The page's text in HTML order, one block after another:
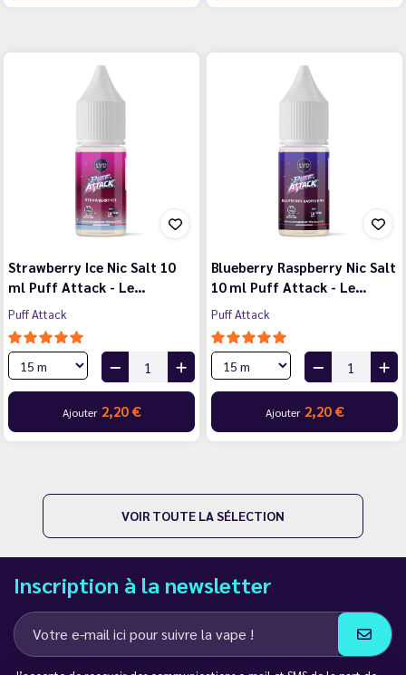
Strawberry Ice Nic Salt 10
ml Puff Attack - Le…
Puff Attack
Ajouter 2,20 €
Blueberry Raspberry Nic Salt
10 ml Puff Attack - Le…
Puff Attack
Ajouter 2,20 €
VOIR TOUTE LA SÉLECTION
Inscription à la newsletter